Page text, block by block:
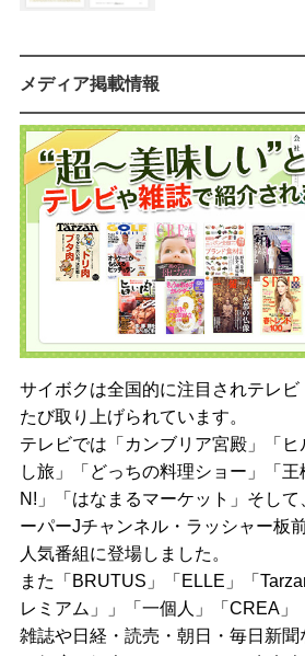
メディア掲載情報
サイボクは全国的に注目されテレ
たび取り上げられています。
テレビでは「カンブリア宮殿」「
し旅」「どっちの料理ショー」「
N!」「はなまるマーケット」そし
ーパーJチャンネル・ラッシャー板
人気番組に登場しました。
また「BRUTUS」「ELLE」「
レミアム」」「一個人」「CREA
雑誌や日経・読売・朝日・毎日新